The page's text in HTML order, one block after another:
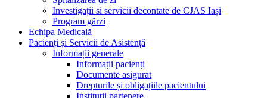
Investigații si servicii decontate de CJAS Iași
Program gărzi
Echipa Medicală
Pacienți și Servicii de Asistență
Informații generale
Informații pacienți
Documente asigurat
Drepturile și obligațiile pacientului
Instituții partenere